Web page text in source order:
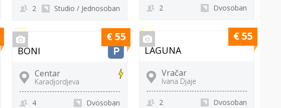
Studio / Jednosoban
2 Dvosoban
2
BONI
Centar
Karadjordjeva
Dvosoban
4
€ 55
LAGUNA
Vračar
Ivana Djaje
Dvosoban
2
€ 55